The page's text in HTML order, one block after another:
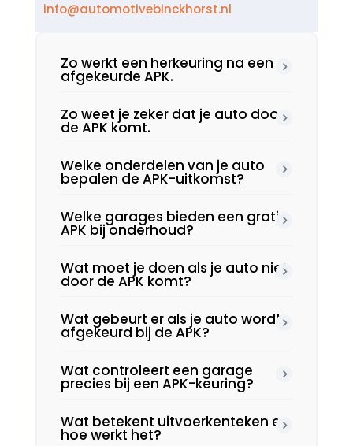
info@automotivebinckhorst.nl
Zo werkt een herkeuring na een
afgekeurde APK.​
Zo weet je zeker dat je auto door
de APK komt.​
Welke onderdelen van je auto
bepalen de APK-uitkomst?
Welke garages bieden een gratis
APK bij onderhoud?
Wat moet je doen als je auto niet
door de APK komt?
Wat gebeurt er als je auto wordt
afgekeurd bij de APK?
Wat controleert een garage
precies bij een APK-keuring?
Wat betekent uitvoerkenteken en
hoe werkt het?